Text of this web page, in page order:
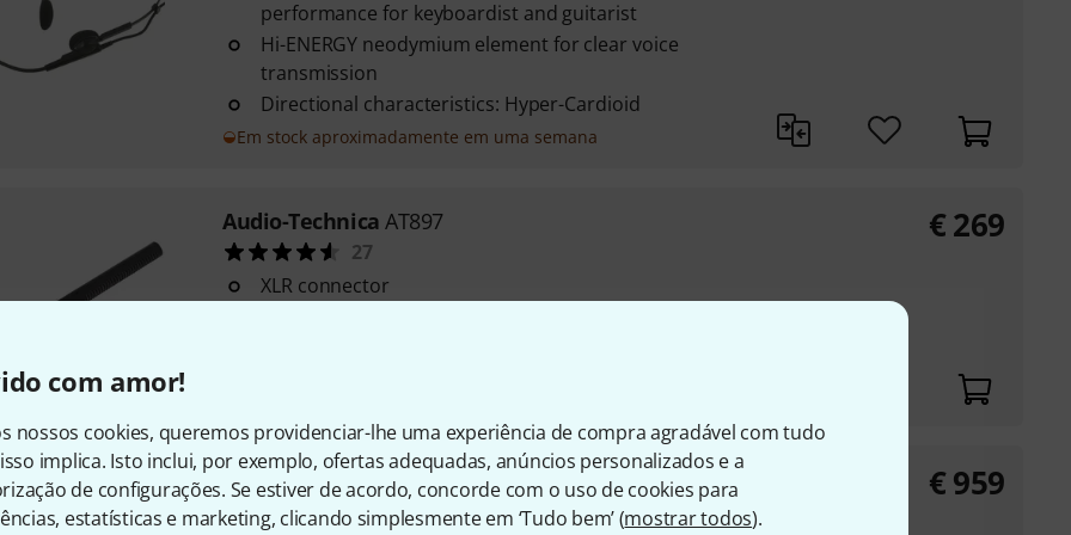
com amor!
nossos cookies, queremos providenciar-lhe uma experiência de compra agradável com tudo
implica. Isto inclui, por exemplo, ofertas adequadas, anúncios personalizados e a
de configurações. Se estiver de acordo, concorde com o uso de cookies para
estatísticas e marketing, clicando simplesmente em ‘Tudo bem’ (mostrar todos).
performance for keyboardist and guitarist
Hi-ENERGY neodymium element for clear voice
transmission
Directional characteristics: Hyper-Cardioid
Em stock aproximadamente em uma semana
Audio-Technica AT897
27
XLR connector
€269
Audio-Technica BP 4029
8
€959